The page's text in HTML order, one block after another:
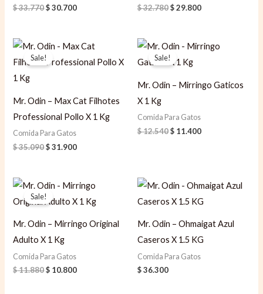
$33.770$30.700 $32.780$29.800
Sale!
Mr. Odin – Max Cat Filhotes
Professional Pollo X 1 Kg
Comida Para Gatos
$35.090
Original
price
was:
$31.900
Current
price
is:
Sale!
Mr. Odin – Mirringo Gaticos
X 1 Kg
Comida Para Gatos
$12.540
Original
price
was:
$ 11.400
Current
price
Sale!
Mr. Odin – Mirringo Original
Adulto X 1 Kg
Comida Para Gatos
$11.880
Original
price
was:
$ 10.800
Current
price
is:
Mr. Odin – Ohmaigat Azul
Caseros X 1.5 KG
Comida Para Gatos
$36.300